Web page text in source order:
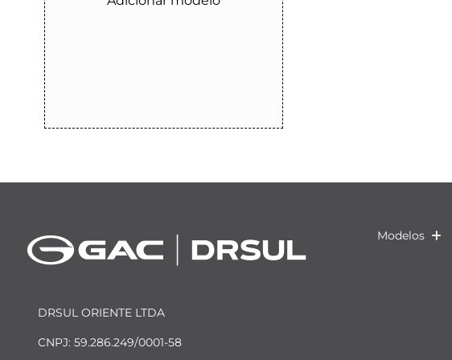
Modelos
DRSUL ORIENTE LTDA
CNPJ: 59.286.249/0001-58